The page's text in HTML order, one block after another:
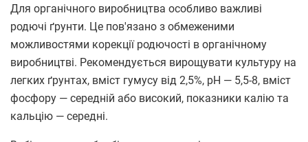
Для органічного виробництва особливо важливі
родючі ґрунти. Це пов'язано з обмеженими
можливостями корекції родючості в органічному
виробництві. Рекомендується вирощувати культуру на
легких ґрунтах, вміст гумусу від 2,5%, pH — 5,5-8, вміст
фосфору — середній або високий, показники калію та
кальцію — середні.